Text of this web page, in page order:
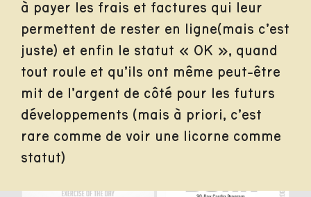
à payer les frais et factures qui leur
permettent de rester en ligne(mais c’est
juste) et enfin le statut « OK », quand
tout roule et qu’ils ont même peut-être
mit de l’argent de côté pour les futurs
développements (mais à priori, c’est
rare comme de voir une licorne comme
statut)